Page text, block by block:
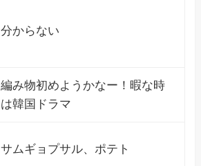
分からない
編み物初めようかなー！暇な時
は韓国ドラマ
サムギョプサル、ポテト